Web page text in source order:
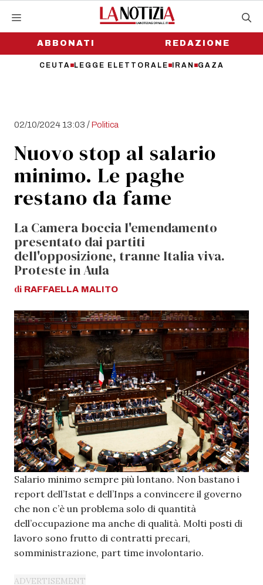
contenutoABBONATI
CEUTA LEGGE ELETTORALE IRAN GAZA
REDAZIONE
02/10/2024 13:03 /Politica
Nuovo stop al salario
minimo. Le paghe
restano da fame
La Camera boccia l'emendamento
presentato dai partiti
dell'opposizione, tranne Italia viva.
Proteste in Aula
di RAFFAELLA MALITO
Salario minimo sempre più lontano. Non bastano i
report dell’Istat e dell’Inps a convincere il governo
che non c’è un problema solo di quantità
dell’occupazione ma anche di qualità. Molti posti di
lavoro sono frutto di contratti precari,
somministrazione, part time involontario.